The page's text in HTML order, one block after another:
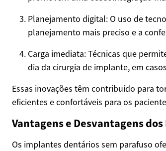
Planejamento digital: O uso de
planejamento mais preciso e a
Carga imediata: Técnicas que
dia da cirurgia de implante, em
Essas inovações têm contribuído para
eficientes e confortáveis para os
Vantagens e Desvantagens
Os implantes dentários sem parafuso